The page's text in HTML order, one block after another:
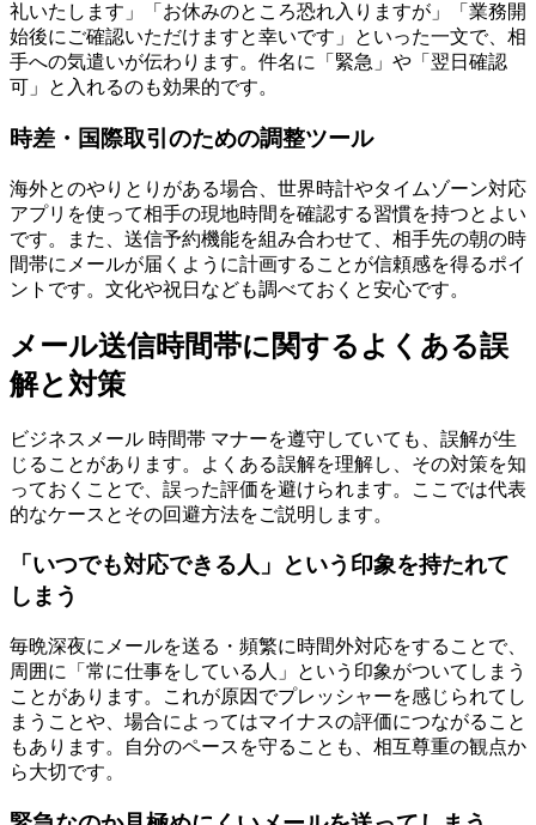
礼いたします」「お休みのところ恐れ入りますが」「業務開
始後にご確認いただけますと幸いです」といった一文で、相
手への気遣いが伝わります。件名に「緊急」や「翌日確認
可」と入れるのも効果的です。
時差・国際取引のための調整ツール
海外とのやりとりがある場合、世界時計やタイムゾーン対応
アプリを使って相手の現地時間を確認する習慣を持つとよい
です。また、送信予約機能を組み合わせて、相手先の朝の時
間帯にメールが届くように計画することが信頼感を得るポイ
ントです。文化や祝日なども調べておくと安心です。
メール送信時間帯に関するよくある誤
解と対策
ビジネスメール 時間帯 マナーを遵守していても、誤解が生
じることがあります。よくある誤解を理解し、その対策を知
っておくことで、誤った評価を避けられます。ここでは代表
的なケースとその回避方法をご説明します。
「いつでも対応できる人」という印象を持たれて
しまう
毎晩深夜にメールを送る・頻繁に時間外対応をすることで、
周囲に「常に仕事をしている人」という印象がついてしまう
ことがあります。これが原因でプレッシャーを感じられてし
まうことや、場合によってはマイナスの評価につながること
もあります。自分のペースを守ることも、相互尊重の観点か
ら大切です。